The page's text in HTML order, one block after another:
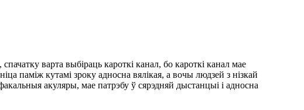
варта выбіраць кароткі канал, бо кароткі канал мае
паміж кутамі зроку адносна вялікая, а вочы людзей з нізкай
акуляры, мае патрэбу ў сярэдняй дыстанцыі і адносна